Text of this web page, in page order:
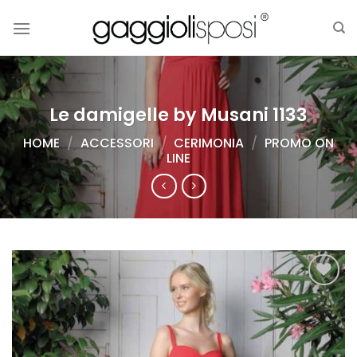
Le damigelle by Musani 1133
HOME / ACCESSORI / CERIMONIA / PROMO ON
LINE
AGGIUNGI
ALLA TUA
LISTA DEI